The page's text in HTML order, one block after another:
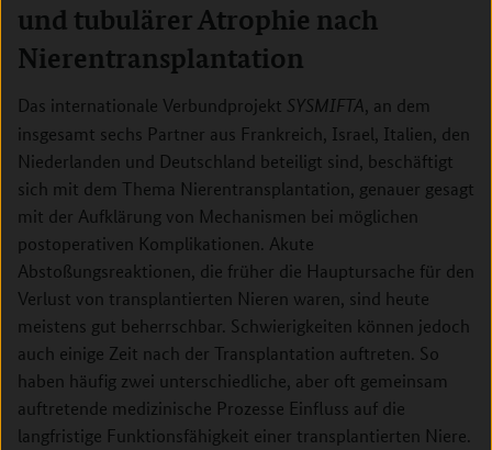
und tubulärer Atrophie nach
Nierentransplantation
Das internationale Verbundprojekt SYSMIFTA, an dem
insgesamt sechs Partner aus Frankreich, Israel, Italien, den
Niederlanden und Deutschland beteiligt sind, beschäftigt
sich mit dem Thema Nierentransplantation, genauer gesagt
mit der Aufklärung von Mechanismen bei möglichen
postoperativen Komplikationen. Akute
Abstoßungsreaktionen, die früher die Hauptursache für den
Verlust von transplantierten Nieren waren, sind heute
meistens gut beherrschbar. Schwierigkeiten können jedoch
auch einige Zeit nach der Transplantation auftreten. So
haben häufig zwei unterschiedliche, aber oft gemeinsam
auftretende medizinische Prozesse Einfluss auf die
langfristige Funktionsfähigkeit einer transplantierten Niere.